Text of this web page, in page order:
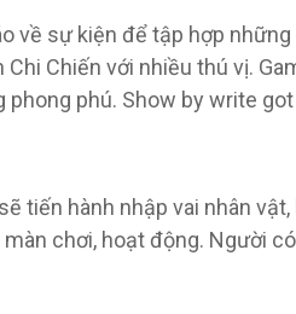
về sự kiện để tập hợp
Chiến với nhiều thú vị.
phú. Show by write
tiến hành nhập vai nhân
chơi, hoạt động. Người